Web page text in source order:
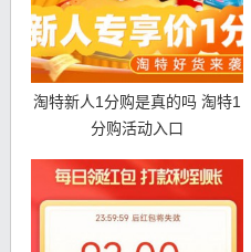
淘特新人1分购是真的吗 淘特1
分购活动入口